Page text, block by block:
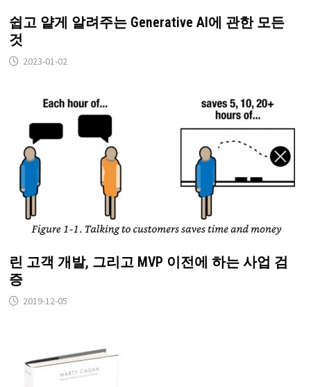
쉽고 얕게 알려주는 Generative AI에 관한 모든
것
2023-01-02
린 고객 개발, 그리고 MVP 이전에 하는 사업 검
증
2019-12-05